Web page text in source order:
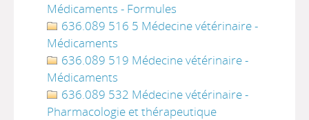
Médicaments - Formules
636.089 516 5 Médecine vétérinaire -
Médicaments
636.089 519 Médecine vétérinaire -
Médicaments
636.089 532 Médecine vétérinaire -
Pharmacologie et thérapeutique